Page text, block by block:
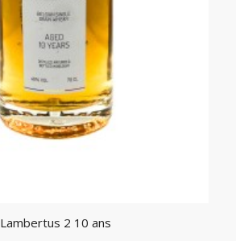
Lambertus 2 10 ans